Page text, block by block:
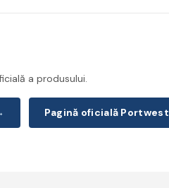
a produsului.
Pagină oficială Portwest